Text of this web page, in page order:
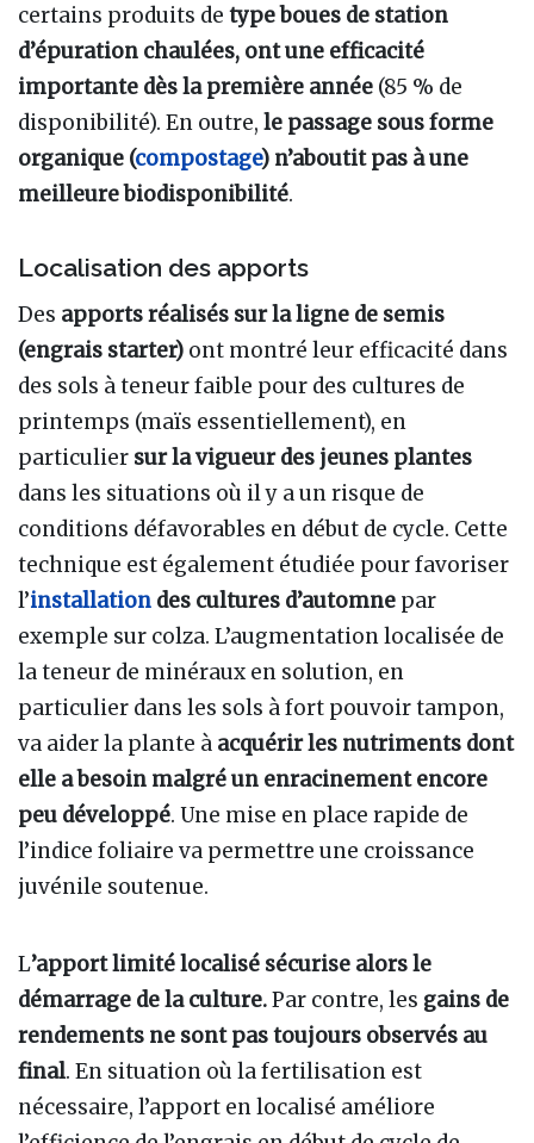
certains produits de type boues de station
d’épuration chaulées, ont une efficacité
importante dès la première année (85 % de
disponibilité). En outre, le passage sous forme
organique (compostage) n’aboutit pas à une
meilleure biodisponibilité.
Localisation des apports
Des apports réalisés sur la ligne de semis
(engrais starter) ont montré leur efficacité dans
des sols à teneur faible pour des cultures de
printemps (maïs essentiellement), en
particulier sur la vigueur des jeunes plantes
dans les situations où il y a un risque de
conditions défavorables en début de cycle. Cette
technique est également étudiée pour favoriser
l’installation des cultures d’automne par
exemple sur colza. L’augmentation localisée de
la teneur de minéraux en solution, en
particulier dans les sols à fort pouvoir tampon,
va aider la plante à acquérir les nutriments dont
elle a besoin malgré un enracinement encore
peu développé. Une mise en place rapide de
l’indice foliaire va permettre une croissance
juvénile soutenue.
L’apport limité localisé sécurise alors le
démarrage de la culture.Par contre, les gains de
rendements ne sont pas toujours observés au
final. En situation où la fertilisation est
nécessaire, l’apport en localisé améliore